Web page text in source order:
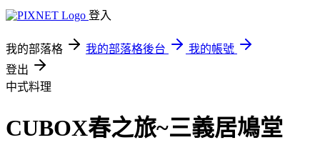
登入
我的部落格 我的部落格後台
我的帳號
登出
中式料理
CUBOX春之旅~三義居鳩堂